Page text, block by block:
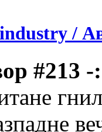
/
#213 -: